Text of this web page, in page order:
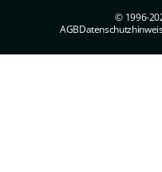
© 1996-
AGB